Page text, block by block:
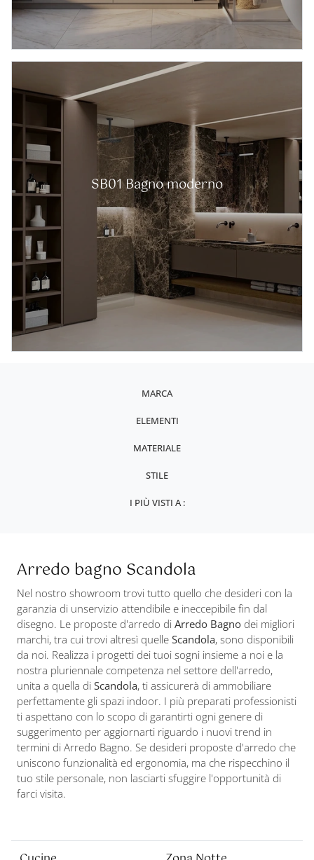
MARCA
ELEMENTI
MATERIALE
STILE
I PIÙ VISTI A :
SB01 Bagno moderno
Arredo bagno Scandola
Nel nostro showroom trovi tutto quello che desideri con la
garanzia di unservizio attendibile e ineccepibile fin dal
disegno. Le proposte d'arredo di Arredo Bagno dei migliori
marchi, tra cui trovi altresì quelle Scandola, sono disponibili
da noi. Realizza i progetti dei tuoi sogni insieme a noi e la
nostra pluriennale competenza nel settore dell'arredo,
unita a quella di Scandola, ti assicurerà di ammobiliare
perfettamente gli spazi indoor. I più preparati professionisti
ti aspettano con lo scopo di garantirti ogni genere di
suggerimento per aggiornarti riguardo i nuovi trend in
termini di Arredo Bagno. Se desideri proposte d'arredo che
uniscono funzionalità ed ergonomia, ma che rispecchino il
tuo stile personale, non lasciarti sfuggire l'opportunità di
farci visita.